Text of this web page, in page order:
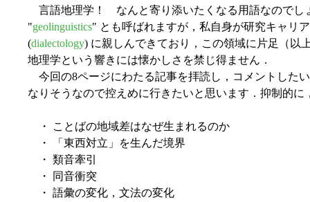
言語地理学！ なんと寄り添いたくなる用語なのでし
"geolinguistics" とも呼ばれますが，私自身が研究キャリ
(dialectology) に親しんできており，この領域に片足（以
地理学という響きには懐かしさを禁じ得ません．
今回の8ページにわたる記事を拝読し，コメントした
なりそうなので控えめに行きたいと思います．抑制的
・ ことばの地域差はなぜ生まれるのか
・ 「東西対立」を生んだ境界
・ 類音牽引
・ 同音衝突
・ 語彙の変化，文法の変化